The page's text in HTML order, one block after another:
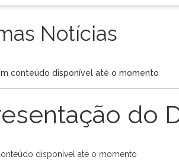
Notícias
conteúdo disponível até o momento
do
disponível até o momento